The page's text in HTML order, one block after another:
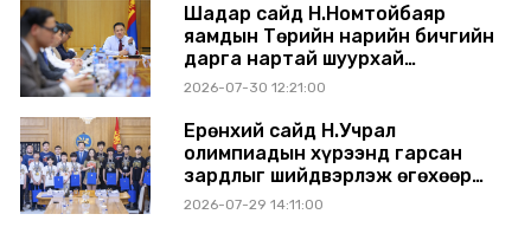
Шадар сайд Н.Номтойбаяр
яамдын Төрийн нарийн бичгийн
дарга нартай шуурхай
хуралдлаа
2026-07-30 12:21:00
Ерөнхий сайд Н.Учрал
олимпиадын хүрээнд гарсан
зардлыг шийдвэрлэж өгөхөөр
болов
2026-07-29 14:11:00